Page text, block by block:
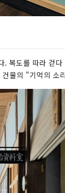
. 복도를 따라 걷
물의 "기억의 소